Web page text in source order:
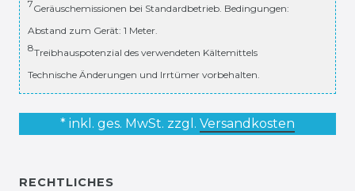
7Geräuschemissionen bei Standardbetrieb. Bedingungen:
Abstand zum Gerät: 1 Meter.
8Treibhauspotenzial des verwendeten Kältemittels
Technische Änderungen und Irrtümer vorbehalten.
* inkl. ges. MwSt. zzgl. Versandkosten
RECHTLICHES